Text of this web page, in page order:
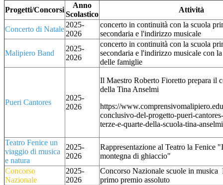
Progetti/Concorsi
Anno
Scolastico
Attività
Concerto di Natale
2025-
2026
concerto in continuità con la scuola
secondaria e l'indirizzo musicale
Malipiero Band
2025-
2026
concerto in continuità con la scuola
secondaria e l'indirizzo musicale con
delle famiglie
Pueri Cantores
2025-
2026
Il Maestro Roberto Fioretto prepara il
della Tina Anselmi
https://
conclusivo-del-progetto-pueri-
terze-e-quarte-della-scuola-tina-anselmi
Teatro Fenice un
viaggio di musica
e natura
2025-
2026
Rappresentazione al Teatro la Fenice
montegna di ghiaccio"
Concorso
Nazionale
2025-
2026
Concorso Nazionale scuole in musica
primo premio assoluto